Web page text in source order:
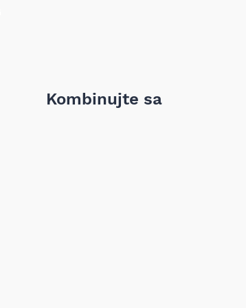
Kombinujte sa